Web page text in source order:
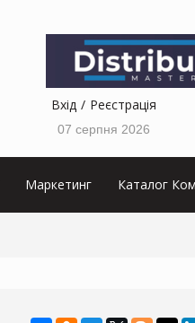
Вхід Реєстрація
07 серпня 2026
Маркетинг Каталог